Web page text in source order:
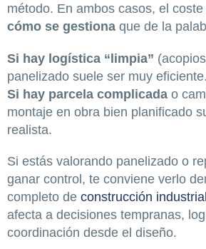
método. En ambos casos, el
cómo se gestiona que de la
Si hay logística “limpia”
panelizado suele ser muy eficiente.
Si hay parcela complicada o
montaje en obra bien planificado
realista.
Si estás valorando panelizado o
ganar control, te conviene verlo
completo de construcción
afecta a decisiones tempranas,
coordinación desde el diseño.